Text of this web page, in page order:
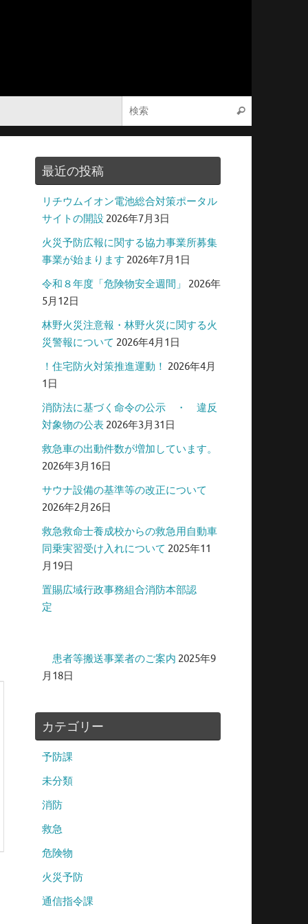
検索
最近の投稿
リチウムイオン電池総合対策ポータル
サイトの開設 2026年7月3日
火災予防広報に関する協力事業所募集
事業が始まります 2026年7月1日
令和８年度「危険物安全週間」
2026年
5月12日
林野火災注意報・林野火災に関する火
災警報について 2026年4月1日
！住宅防火対策推進運動！ 2026年4月
1日
消防法に基づく命令の公示 ・ 違反
対象物の公表 2026年3月31日
救急車の出動件数が増加しています。
2026年3月16日
サウナ設備の基準等の改正について
2026年2月26日
救急救命士養成校からの救急用自動車
同乗実習受け入れについて 2025年11
月19日
置賜広域行政事務組合消防本部認
定
患者等搬送事業者のご案内 2025年9
月18日
カテゴリー
予防課
未分類
消防
救急
危険物
火災予防
通信指令課